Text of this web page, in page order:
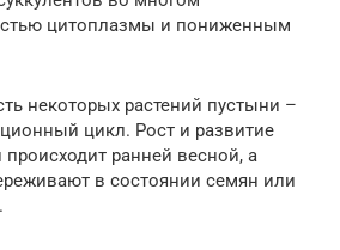
цитоплазмы и пониженным
некоторых растений пустыни –
цикл. Рост и развитие
происходит ранней весной, а
в состоянии семян или